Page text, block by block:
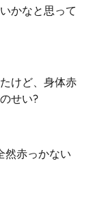
かなと思って
けど、身体赤
せい?
然赤っかない